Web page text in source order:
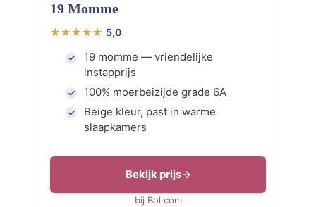
19 Momme
5,0
19 momme — vriendelijke
instapprijs
100% moerbeizijde grade 6A
Beige kleur, past in warme
slaapkamers
Bekijk prijs
bij Bol.com